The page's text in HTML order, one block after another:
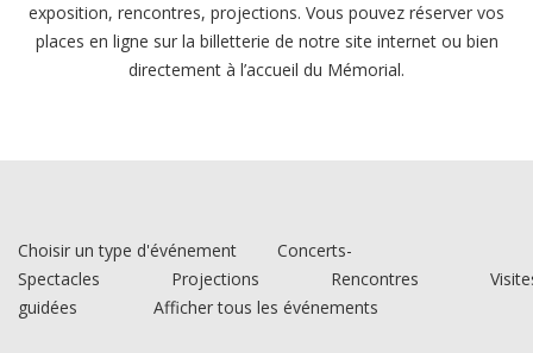
exposition, rencontres, projections. Vous pouvez réserver vos
places en ligne sur la billetterie de notre site internet ou bien
directement à l’accueil du Mémorial.
Choisir un type d'événement
Concerts-
Spectacles
Projections Rencontres
guidées
Afficher tous les événements